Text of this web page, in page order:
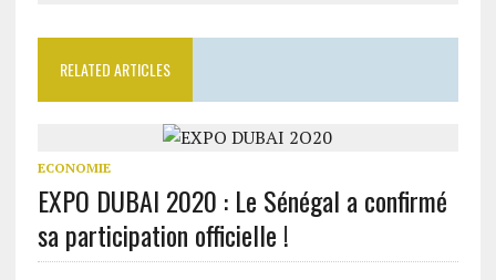
RELATED ARTICLES
ECONOMIE
EXPO DUBAI 2020 : Le Sénégal a confirmé
sa participation officielle !